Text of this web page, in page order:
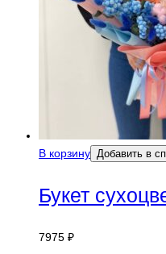
В корзину Добавить в
Букет
7975 ₽